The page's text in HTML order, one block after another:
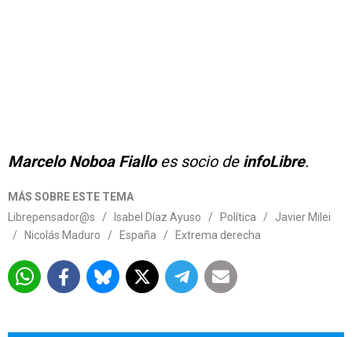
Marcelo Noboa Fiallo es socio de infoLibre.
MÁS SOBRE ESTE TEMA
Librepensador@s
/ Isabel Díaz Ayuso / Política /
Javier Milei
/
Nicolás Maduro / España / Extrema derecha